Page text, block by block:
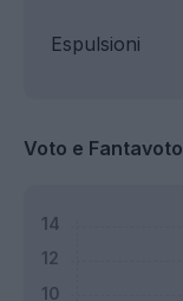
Espulsioni
Voto e Fantavoto